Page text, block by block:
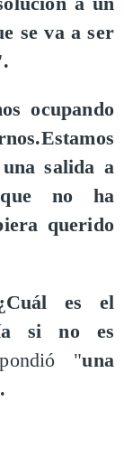
se va a ser
ocupando
salida a
no ha
querido
es el
si no es
"una